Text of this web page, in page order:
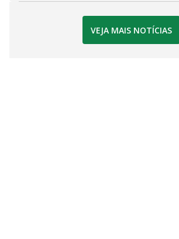
VEJA MAIS NOTÍCIAS